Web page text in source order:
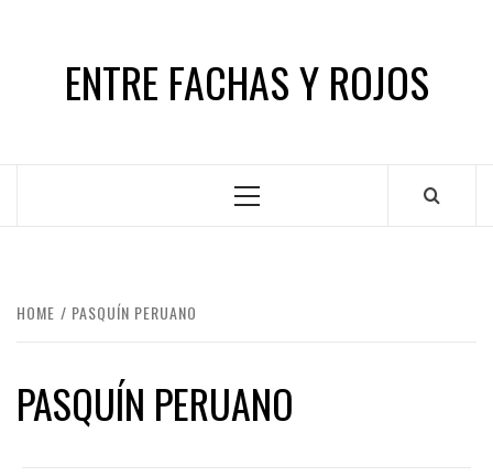
ENTRE FACHAS Y ROJOS
Primary
HOME PASQUÍN PERUANO
PASQUÍN PERUANO